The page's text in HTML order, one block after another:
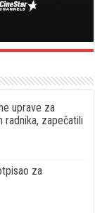
uprave za
radnika, zapečatili
za